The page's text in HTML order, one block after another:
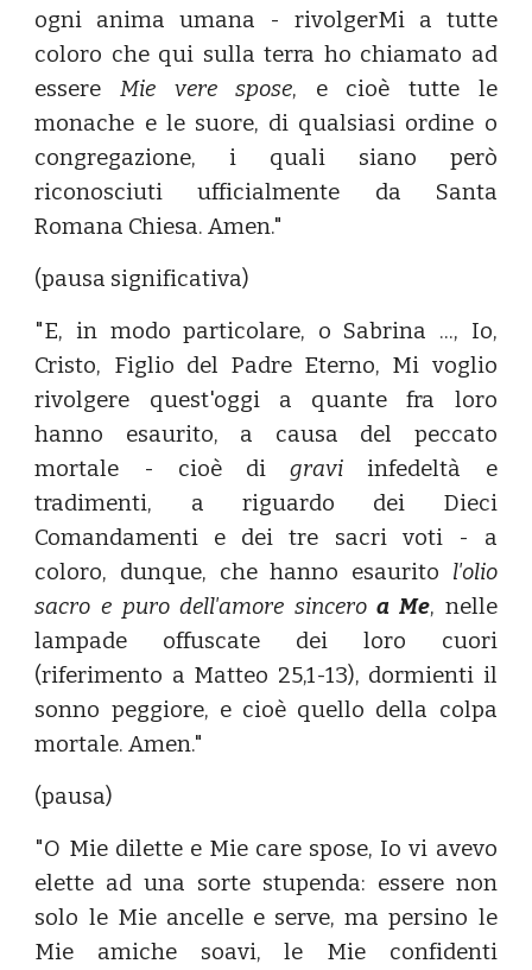
ogni anima umana - rivolgerMi a tutte
coloro che qui sulla terra ho chiamato ad
essereMie vere spose, e cioè tutte le
monache e le suore, di qualsiasi ordine o
congregazione, i quali siano però
riconosciuti ufficialmente da Santa
Romana Chiesa. Amen."
(pausa significativa)
"E, in modo particolare, o Sabrina ..., Io,
Cristo, Figlio del Padre Eterno, Mi voglio
rivolgere quest'oggi a quante fra loro
hanno esaurito, a causa del peccato
mortale - cioè digravi infedeltà e
tradimenti, a riguardo dei Dieci
Comandamenti e dei tre sacri voti - a
coloro, dunque, che hanno esaurito l'olio
sacro e puro dell'amore sinceroa Me, nelle
lampade offuscate dei loro cuori
(riferimento a Matteo 25,1-13), dormienti il
sonno peggiore, e cioè quello della colpa
mortale. Amen."
(pausa)
"O Mie dilette e Mie care spose, Io vi avevo
elette ad una sorte stupenda: essere non
solo le Mie ancelle e serve, ma persino le
Mie amiche soavi, le Mie confidenti